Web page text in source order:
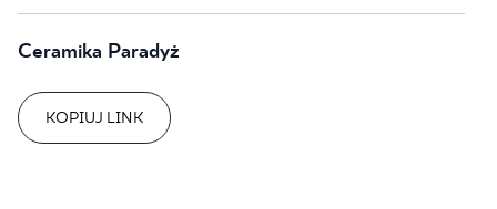
Ceramika Paradyż
KOPIUJ LINK